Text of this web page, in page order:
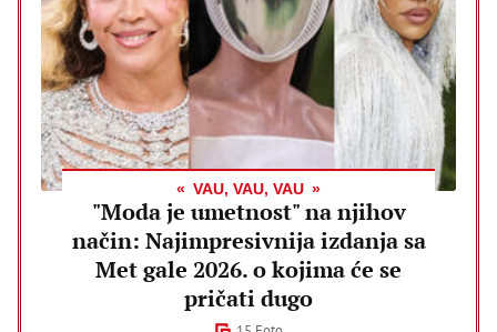
VAU, VAU, VAU
"Moda je umetnost" na njihov
način: Najimpresivnija izdanja sa
Met gale 2026. o kojima će se
pričati dugo